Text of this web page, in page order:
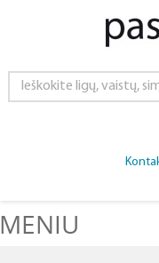
MENIU